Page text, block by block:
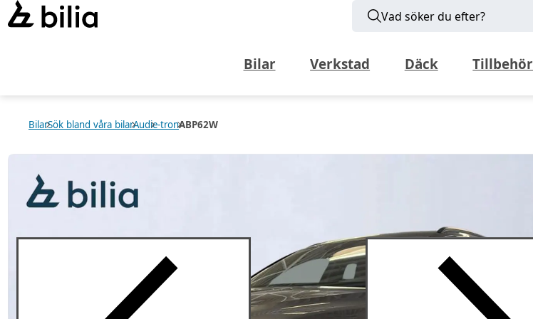
Vad söker du efter?
Bilar Verkstad Däck Tillbehör
BilarSök bland våra bilarAudie-tronABP62W